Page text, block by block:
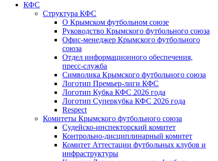
КФС
Структура КФС
О Крымском футбольном союзе
Руководство Крымского футбольного союза
Офис-менеджер Крымского футбольного
союза
Отдел информационного обеспечения,
пресс-служба
Символика Крымского футбольного союза
Логотип Премьер-лиги КФС
Логотип Кубка КФС 2026 года
Логотип Суперкубка КФС 2026 года
Respect
Комитеты Крымского футбольного союза
Судейско-инспекторский комитет
Контрольно-дисциплинарный комитет
Комитет Аттестации футбольных клубов и
инфраструктуры